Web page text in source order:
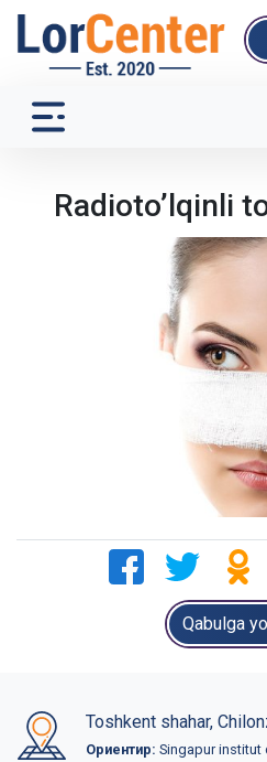
Radioto’lqinli
Qabulga
Toshkent shahar,
Ориентир: Singapur institut